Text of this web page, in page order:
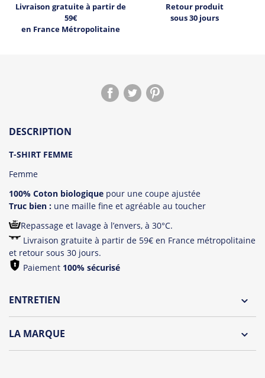
Livraison gratuite à partir de
59€
en France Métropolitaine
Retour produit
sous 30 jours
DESCRIPTION
T-SHIRT FEMME
Femme
100% Coton biologique pour une coupe ajustée
Truc bien : une maille fine et agréable au toucher
Repassage et lavage à l’envers, à 30°C.
Livraison gratuite à partir de 59€ en France métropolitaine
et retour sous 30 jours.
Paiement 100% sécurisé
ENTRETIEN
LA MARQUE